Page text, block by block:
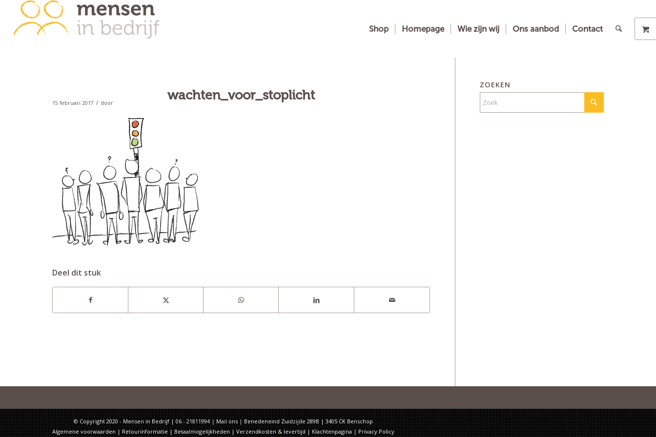
Shop Homepage Wie zijn wij Ons aanbod Contact
wachten_voor_stoplicht
15 februari 2017 / door
Deel dit stuk
ZOEKEN
© Copyright 2020 - Mensen in Bedrijf | 06 - 21811994 |Mail ons| Benedeneind Zuidzijde 289B | 3405 CK Benschop
Algemene voorwaarden|Retourinformatie|Betaalmogelijkheden|Verzendkosten & levertijd|Klachtenpagina|Privacy Policy